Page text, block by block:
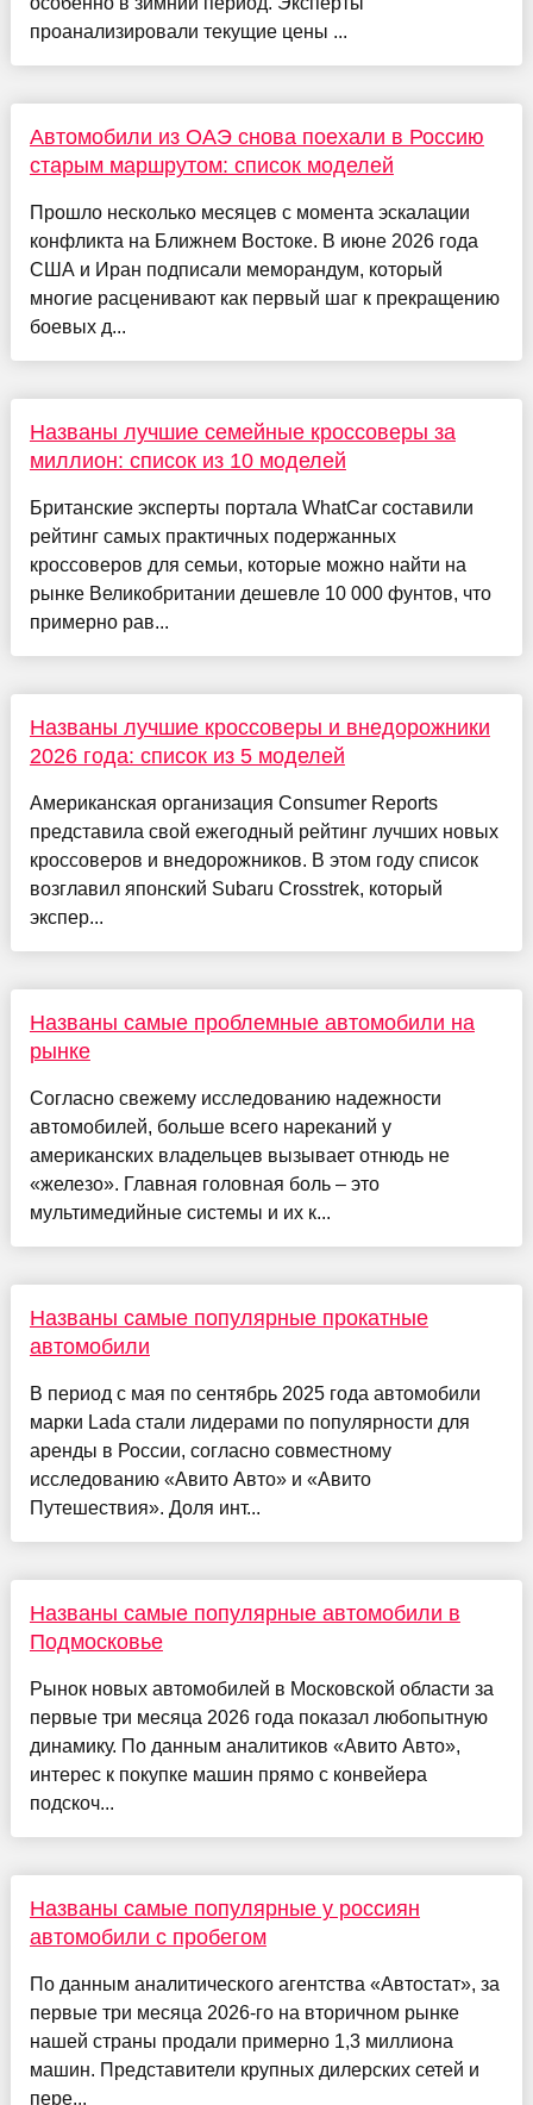
проанализировали текущие цены ...
Автомобили из ОАЭ снова поехали в Россию
старым маршрутом: список моделей
Прошло несколько месяцев с момента эскалации
конфликта на Ближнем Востоке. В июне 2026 года
США и Иран подписали меморандум, который
многие расценивают как первый шаг к прекращению
боевых д...
Названы лучшие семейные кроссоверы за
миллион: список из 10 моделей
Британские эксперты портала WhatCar составили
рейтинг самых практичных подержанных
кроссоверов для семьи, которые можно найти на
рынке Великобритании дешевле 10 000 фунтов, что
примерно рав...
Названы лучшие кроссоверы и внедорожники
2026 года: список из 5 моделей
Американская организация Consumer Reports
представила свой ежегодный рейтинг лучших новых
кроссоверов и внедорожников. В этом году список
возглавил японский Subaru Crosstrek, который
экспер...
Названы самые проблемные автомобили на
рынке
Согласно свежему исследованию надежности
автомобилей, больше всего нареканий у
американских владельцев вызывает отнюдь не
«железо». Главная головная боль – это
мультимедийные системы и их к...
Названы самые популярные прокатные
автомобили
В период с мая по сентябрь 2025 года автомобили
марки Lada стали лидерами по популярности для
аренды в России, согласно совместному
исследованию «Авито Авто» и «Авито
Путешествия». Доля инт...
Названы самые популярные автомобили в
Подмосковье
Рынок новых автомобилей в Московской области за
первые три месяца 2026 года показал любопытную
динамику. По данным аналитиков «Авито Авто»,
интерес к покупке машин прямо с конвейера
подскоч...
Названы самые популярные у россиян
автомобили с пробегом
По данным аналитического агентства «Автостат», за
первые три месяца 2026-го на вторичном рынке
нашей страны продали примерно 1,3 миллиона
машин. Представители крупных дилерских сетей и
пере...